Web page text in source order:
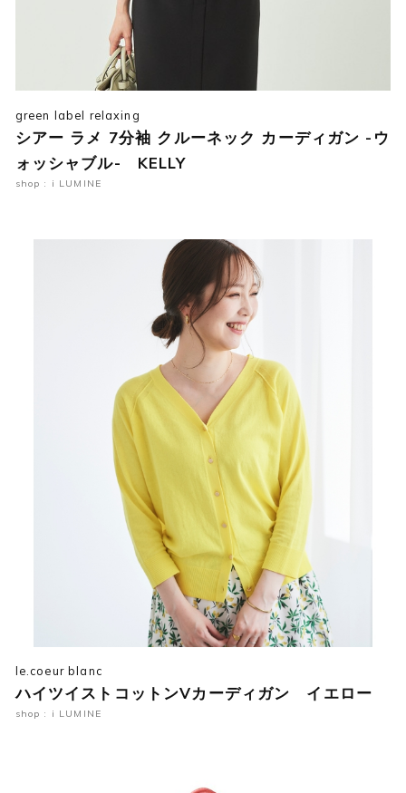
green label relaxing
シアー ラメ 7分袖 クルーネック カーディガン -ウ
ォッシャブル- KELLY
shop : i LUMINE
le.coeur blanc
ハイツイストコットンVカーディガン イエロー
shop : i LUMINE